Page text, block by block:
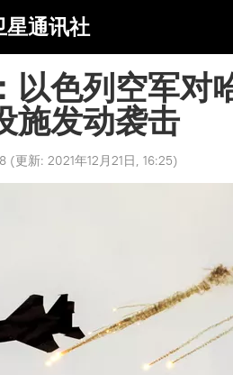
通讯社
以色列空军对
施发动袭击
(更新: 2021年12月21日, 16:25)